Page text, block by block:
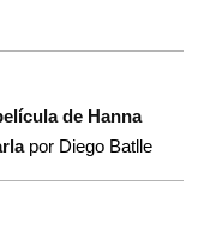
de Hanna
por Diego Batlle